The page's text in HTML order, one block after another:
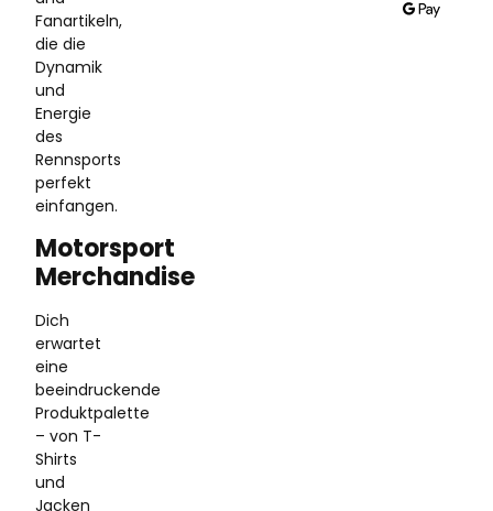
Fanartikeln,
die die
Dynamik
und
Energie
des
Rennsports
perfekt
einfangen.
Motorsport
Merchandise
Dich
erwartet
eine
beeindruckende
Produktpalette
– von T-
Shirts
und
Jacken